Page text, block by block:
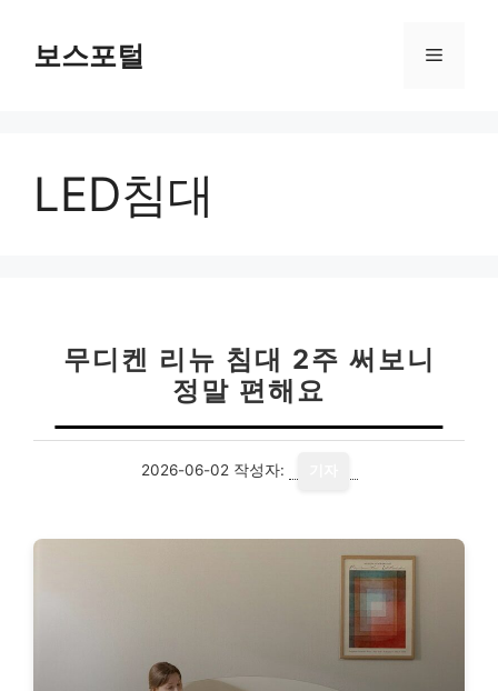
보스포털 메
LED침대
무디켄 리뉴 침대 2주 써보니
정말 편해요
2026-06-02 작성자: